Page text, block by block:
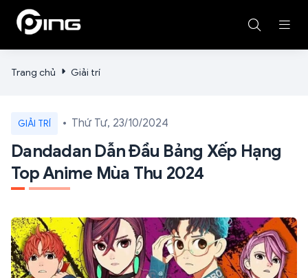
Trang chủ Giải trí
GIẢI TRÍ Thứ Tư, 23/10/2024
Dandadan Dẫn Đầu Bảng Xếp Hạng
Top Anime Mùa Thu 2024